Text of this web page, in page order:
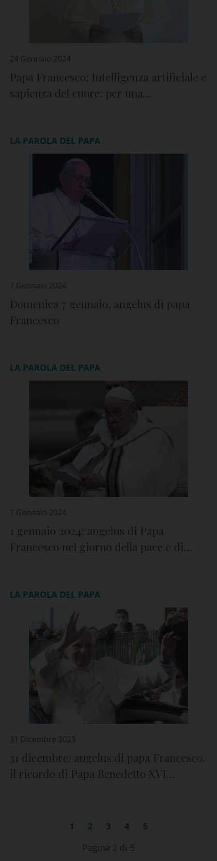
24 Gennaio 2024
Papa Francesco: Intelligenza artificiale e
sapienza del cuore: per una
LA PAROLA DEL PAPA
7 Gennaio 2024
Domenica 7 gennaio, angelus di papa
Francesco
LA PAROLA DEL PAPA
1 Gennaio 2024
1 gennaio 2024: angelus di Papa
Francesco nel giorno della pace e di
LA PAROLA DEL PAPA
31 Dicembre 2023
31 dicembre: angelus di papa Francesco.
il ricordo di Papa Benedetto XVI
1 2 3 4
5
Pagina 2 di 5